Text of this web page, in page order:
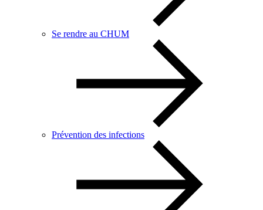
Se rendre au CHUM
Prévention des infections